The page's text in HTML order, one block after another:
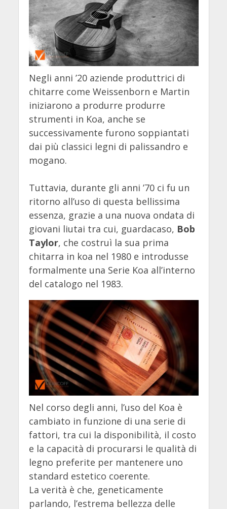
Negli anni ’20 aziende produttrici di
chitarre come Weissenborn e Martin
iniziarono a produrre produrre
strumenti in Koa, anche se
successivamente furono soppiantati
dai più classici legni di palissandro e
mogano.
Tuttavia, durante gli anni ’70 ci fu un
ritorno all’uso di questa bellissima
essenza, grazie a una nuova ondata di
giovani liutai tra cui, guardacaso, Bob
Taylor, che costruì la sua prima
chitarra in koa nel 1980 e introdusse
formalmente una Serie Koa all’interno
del catalogo nel 1983.
Nel corso degli anni, l’uso del Koa è
cambiato in funzione di una serie di
fattori, tra cui la disponibilità, il costo
e la capacità di procurarsi le qualità di
legno preferite per mantenere uno
standard estetico coerente.
La verità è che, geneticamente
parlando, l’estrema bellezza delle